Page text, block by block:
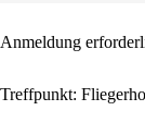
Anmeldung
Treffpunkt: